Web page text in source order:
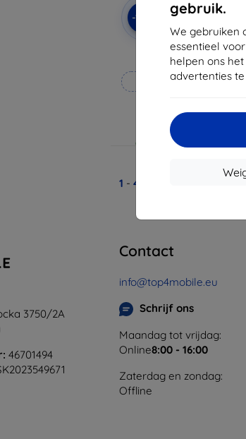
gebruik.
We gebruiken
essentieel
helpen ons
advertenties
-10%
Korting
met
coupon
EXTRA10
3mk Anti-Shock
beschermglas
Op maat gemaakt
€ 16,11
Op voorraad: > 5 stuks
1 - 4
3750/2A
46701494
Contact
info@top4mobile.eu
Schrijf ons
Maandag tot vrijdag:
Online8:00 - 16:00
Zaterdag en zondag:
Offline